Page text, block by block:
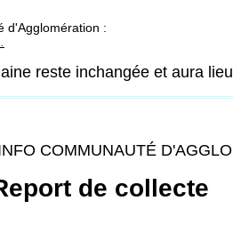
d'Agglomération :
reste inchangée et aura
COMMUNAUTÉ
de collecte